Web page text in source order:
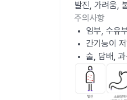
발진, 가려움,
주의사항
임부, 수유
간기능이
술, 담배,